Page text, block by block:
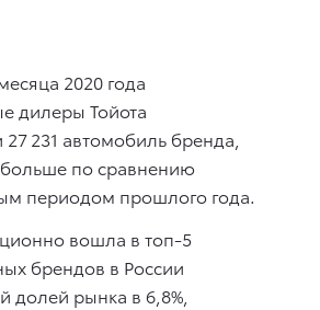
2020 года
дилеры Тойота
231 автомобиль бренда,
больше по сравнению
периодом прошлого года.
вошла в топ-5
брендов в России
долей рынка в 6,8%,